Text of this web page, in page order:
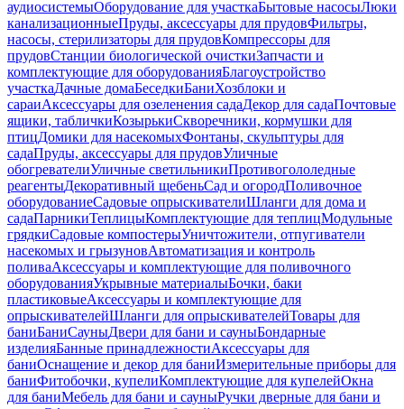
аудиосистемыОборудование для участкаБытовые насосыЛюки
канализационныеПруды, аксессуары для прудовФильтры,
насосы, стерилизаторы для прудовКомпрессоры для
прудовСтанции биологической очисткиЗапчасти и
комплектующие для оборудованияБлагоустройство
участкаДачные домаБеседкиБаниХозблоки и
сараиАксессуары для озеленения садаДекор для садаПочтовые
ящики, табличкиКозырькиСкворечники, кормушки для
птицДомики для насекомыхФонтаны, скульптуры для
садаПруды, аксессуары для прудовУличные
обогревателиУличные светильникиПротивогололедные
реагентыДекоративный щебеньСад и огородПоливочное
оборудованиеСадовые опрыскивателиШланги для дома и
садаПарникиТеплицыКомплектующие для теплицМодульные
грядкиСадовые компостерыУничтожители, отпугиватели
насекомых и грызуновАвтоматизация и контроль
поливаАксессуары и комплектующие для поливочного
оборудованияУкрывные материалыБочки, баки
пластиковыеАксессуары и комплектующие для
опрыскивателейШланги для опрыскивателейТовары для
баниБаниСауныДвери для бани и сауныБондарные
изделияБанные принадлежностиАксессуары для
баниОснащение и декор для баниИзмерительные приборы для
баниФитобочки, купелиКомплектующие для купелейОкна
для баниМебель для бани и сауныРучки дверные для бани и